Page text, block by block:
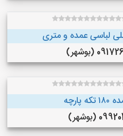
لباسی عمده و متری
(بوشهر)
(بوشهر)